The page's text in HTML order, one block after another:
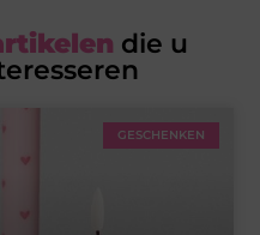
die u
GESCHENKEN